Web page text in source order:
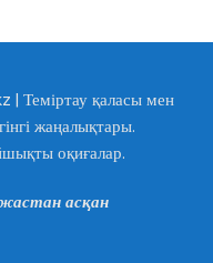
Теміртау қаласы мен
жаңалықтары.
оқиғалар.
асқан